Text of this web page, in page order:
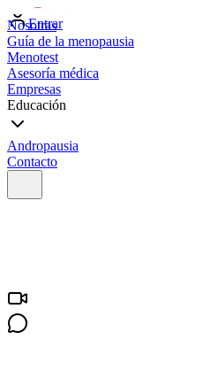
Entrar
Nosotras
Guía de la menopausia
Menotest
Asesoría médica
Empresas
Educación
Andropausia
Contacto